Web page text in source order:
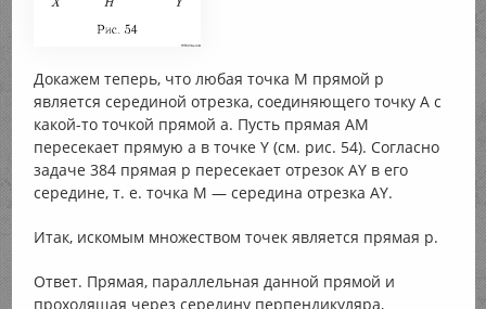
Докажем теперь, что любая точка М прямой р
является серединой отрезка, соединяющего точку А с
какой-то точкой прямой а. Пусть прямая AM
пересекает прямую а в точке Y (см. рис. 54). Согласно
задаче 384 прямая р пересекает отрезок AY в его
середине, т. е. точка М — середина отрезка AY.
Итак, искомым множеством точек является прямая р.
Ответ. Прямая, параллельная данной прямой и
проходящая через середину перпендикуляра,